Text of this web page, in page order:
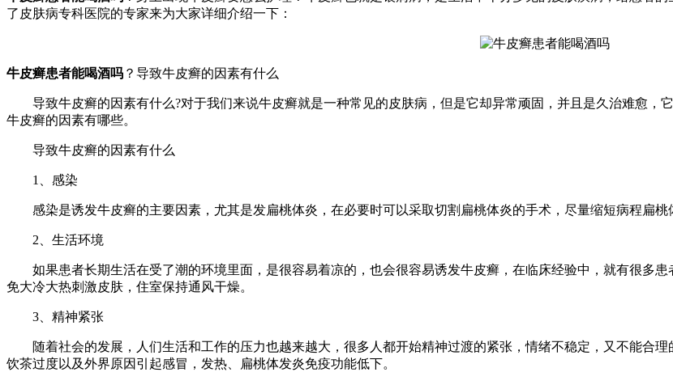
了皮肤病专科医院的专家来为大家详细介绍一下：
牛皮癣患者能喝酒吗 ？导致牛皮癣的因素有什么
导致牛皮癣的因素有什么?对于我们来说牛皮癣就是一种常见的皮肤病，但是它却异常顽固，并且是久治难愈，
牛皮癣的因素有哪些。
导致牛皮癣的因素有什么
1、感染
感染是诱发牛皮癣的主要因素，尤其是发扁桃体炎，在必要时可以采取切割扁桃体炎的手术，尽量缩短病程扁桃
2、生活环境
如果患者长期生活在受了潮的环境里面，是很容易着凉的，也会很容易诱发牛皮癣，在临床经验中，就有很多患
免大冷大热刺激皮肤，住室保持通风干燥。
3、精神紧张
随着社会的发展，人们生活和工作的压力也越来越大，很多人都开始精神过渡的紧张，情绪不稳定，又不能合
饮茶过度以及外界原因引起感冒，发热、扁桃体发炎免疫功能低下。